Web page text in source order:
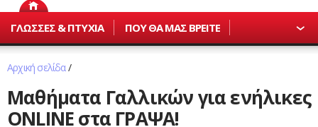
ΓΛΩΣΣΕΣ & ΠΤΥΧΙΑ ΠΟΥ ΘΑ ΜΑΣ ΒΡΕΙΤΕ
Αρχική σελίδα/
Μαθήματα Γαλλικών για ενήλικες
ONLINE στα ΓΡΑΨΑ!